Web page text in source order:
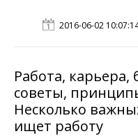
2016-06-02
Работа, карьера,
советы,
Несколько
ищет работу